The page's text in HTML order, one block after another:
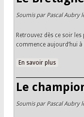
Soumis parPascal Aubry
Retrouvez dès ce soir
commence aujourd’hui
En savoir plusà propos
Le
Soumis parPascal Aubry